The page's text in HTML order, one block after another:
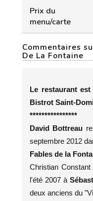
Prix du
menu/carte
Commentaires
De La Fontaine
Le restaurant
Bistrot Saint-
****************
David Bottreau
septembre 2012
Fables de la
Christian
l'été 2007 à
deux anciens du